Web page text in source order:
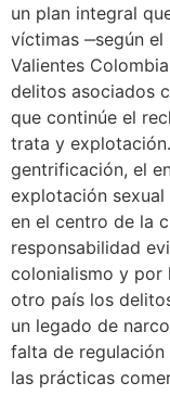
un plan integral
víctimas ‒según el
Valientes
delitos asociados
que continúe el
trata y
gentrificación, el
explotación sexual
en el centro de la
responsabilidad
colonialismo y por
otro país los
un legado de
falta de
las prácticas